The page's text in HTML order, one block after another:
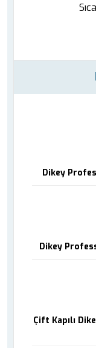
Dikey
Dikey
Çift Kapılı